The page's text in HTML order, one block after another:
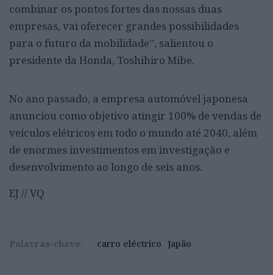
combinar os pontos fortes das nossas duas
empresas, vai oferecer grandes possibilidades
para o futuro da mobilidade”, salientou o
presidente da Honda, Toshihiro Mibe.
No ano passado, a empresa automóvel japonesa
anunciou como objetivo atingir 100% de vendas de
veículos elétricos em todo o mundo até 2040, além
de enormes investimentos em investigação e
desenvolvimento ao longo de seis anos.
EJ // VQ
Palavras-chave: carro eléctrico Japão